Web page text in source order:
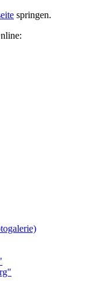
springen.